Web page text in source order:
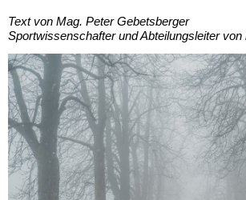
Text von Mag. Peter Gebetsberger
Sportwissenschafter und Abteilungsleiter